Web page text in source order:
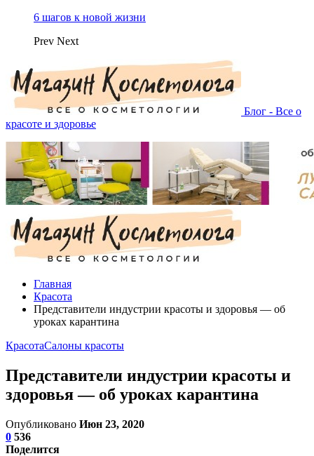
6 шагов к новой жизни
Prev Next
Блог - Все о
красоте и здоровье
Главная
Красота
Представители индустрии красоты и здоровья — об
уроках карантина
КрасотаСалоны красоты
Представители индустрии красоты и
здоровья — об уроках карантина
Опубликовано Июн 23, 2020
0 536
Поделится